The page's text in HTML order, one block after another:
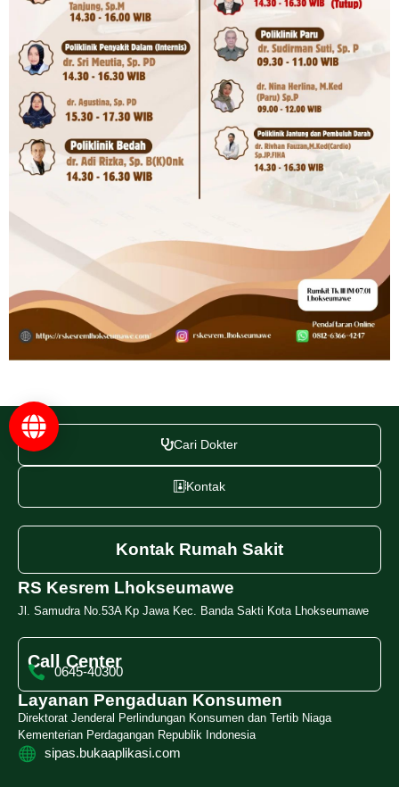
Cari Dokter
Kontak
Kontak Rumah Sakit
RS Kesrem Lhokseumawe
Jl. Samudra No.53A Kp Jawa Kec. Banda Sakti Kota Lhokseumawe
Call Center
0645-40300
Layanan Pengaduan Konsumen
Direktorat Jenderal Perlindungan Konsumen dan Tertib Niaga
Kementerian Perdagangan Republik Indonesia
sipas.bukaaplikasi.com